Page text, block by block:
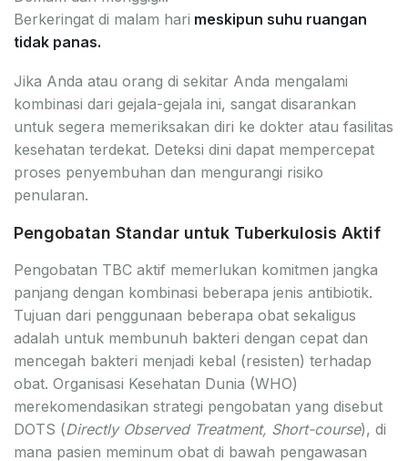
Berkeringat di malam hari meskipun suhu ruangan
tidak panas.
Jika Anda atau orang di sekitar Anda mengalami
kombinasi dari gejala-gejala ini, sangat disarankan
untuk segera memeriksakan diri ke dokter atau fasilitas
kesehatan terdekat. Deteksi dini dapat mempercepat
proses penyembuhan dan mengurangi risiko
penularan.
Pengobatan Standar untuk Tuberkulosis Aktif
Pengobatan TBC aktif memerlukan komitmen jangka
panjang dengan kombinasi beberapa jenis antibiotik.
Tujuan dari penggunaan beberapa obat sekaligus
adalah untuk membunuh bakteri dengan cepat dan
mencegah bakteri menjadi kebal (resisten) terhadap
obat. Organisasi Kesehatan Dunia (WHO)
merekomendasikan strategi pengobatan yang disebut
DOTS (Directly Observed Treatment, Short-course), di
mana pasien meminum obat di bawah pengawasan